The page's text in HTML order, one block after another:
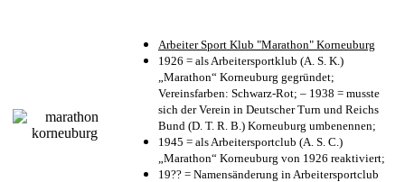
Arbeiter Sport Klub "Marathon" Korneuburg
1926 = als Arbeitersportklub (A. S. K.)
„Marathon“ Korneuburg gegründet;
Vereinsfarben: Schwarz-Rot; – 1938 = musste
sich der Verein in Deutscher Turn und Reichs
Bund (D. T. R. B.) Korneuburg umbenennen;
1945 = als Arbeitersportclub (A. S. C.)
„Marathon“ Korneuburg von 1926 reaktiviert;
19?? = Namensänderung in Arbeitersportclub